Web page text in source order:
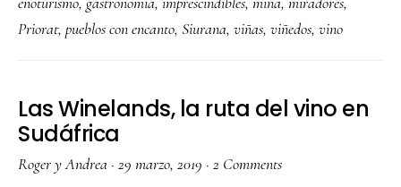
hacer
en
El
Priorat,
Priorat, pueblos con encanto, Siurana, viñas, viñedos, vino
Las Winelands, la ruta del vino en
Sudáfrica
Roger y Andrea · 29 marzo, 2019 · 2 Comments